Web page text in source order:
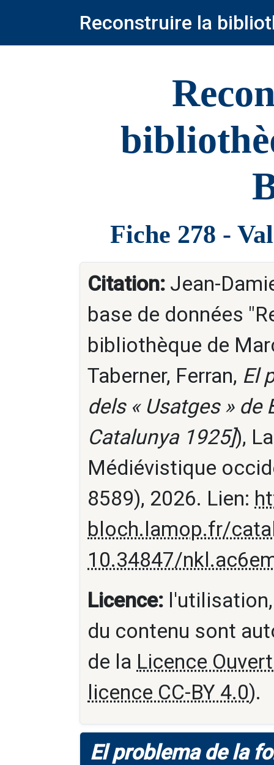
Reconstruire la
Fiche 278 -
Citation: Jean-
base de données
bibliothèque de
Taberner, Ferran, El
dels « Usatges » de
Catalunya 1925]),
Médiévistique
8589), 2026. Lien:
bloch.lamop.fr/
10.34847/
Licence:
du contenu sont
de la Licence
licence CC-BY 4.0).
El problema de la